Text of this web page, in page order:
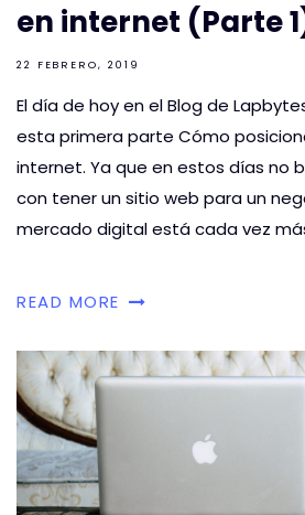
en internet (Parte
22 FEBRERO, 2019
El día de hoy en el Blog de
esta primera parte Cómo
internet. Ya que en estos días no
con tener un sitio web para un
mercado digital está cada vez
READ MORE